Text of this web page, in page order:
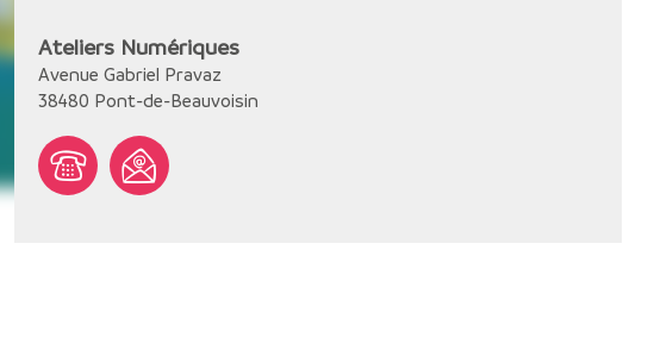
Ateliers Numériques
Avenue Gabriel Pravaz
38480 Pont-de-Beauvoisin